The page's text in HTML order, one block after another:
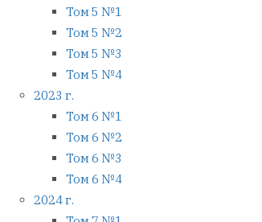
Том 5 №1
Том 5 №2
Том 5 №3
Том 5 №4
2023 г.
Том 6 №1
Том 6 №2
Том 6 №3
Том 6 №4
2024 г.